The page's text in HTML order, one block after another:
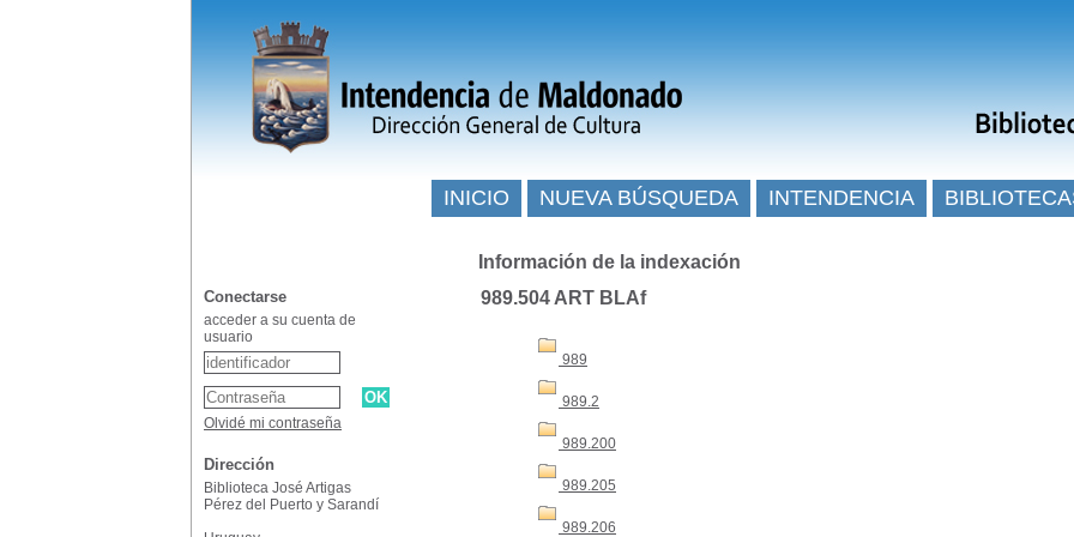
Información de la indexación
989.504 ART BLAf
989
989.2
989.200
989.205
989.206
INICIO NUEVA BÚSQUEDA INTENDENCIA
Conectarse
acceder a su cuenta de
usuario
Olvidé mi contraseña
Dirección
Biblioteca José Artigas
Pérez del Puerto y Sarandí